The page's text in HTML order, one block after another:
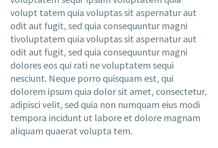
volupt tatem quia voluptas sit aspernatur aut
odit aut fugit, sed quia consequuntur magni
tivoluptatem quia voluptas sit aspernatur aut
odit aut fugit, sed quia consequuntur magni
dolores eos qui rati ne voluptatem sequi
nesciunt. Neque porro quisquam est, qui
dolorem ipsum quia dolor sit amet, consectetur,
adipisci velit, sed quia non numquam eius modi
tempora incidunt ut labore et dolore magnam
aliquam quaerat volupta tem.